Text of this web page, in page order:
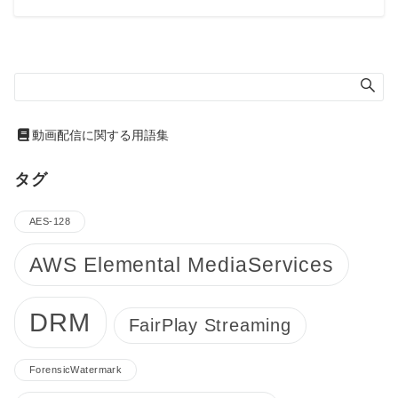
動画配信に関する用語集
タグ
AES-128
AWS Elemental MediaServices
DRM FairPlay Streaming
ForensicWatermark